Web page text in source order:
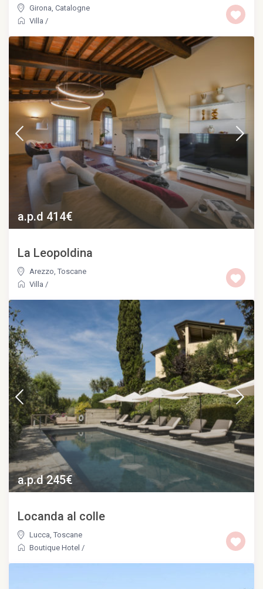
Girona ,Catalogne
Villa /
a.p.d 414€
La Leopoldina
Arezzo ,Toscane
Villa /
a.p.d 245€
Locanda al colle
Lucca ,Toscane
Boutique Hotel /